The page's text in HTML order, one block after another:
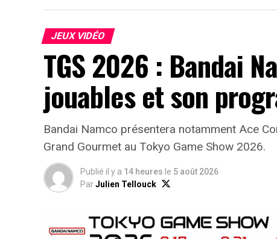
JEUX VIDÉO
TGS 2026 : Bandai
jouables et son
Bandai Namco présentera notamment Ace
Grand Gourmet au Tokyo Game Show 2026.
Publié il y a 14 heures le 5 août 2026
ParJulien Tellouck